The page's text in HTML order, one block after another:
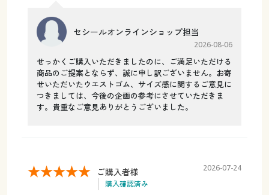
セシールオンラインショップ担当
2026-08-06
せっかくご購入いただきましたのに、ご満足いただける
商品のご提案とならず、誠に申し訳ございません。お寄
せいただいたウエストゴム、サイズ感に関するご意見に
つきましては、今後の企画の参考にさせていただきま
す。貴重なご意見ありがとうございました。
ご購入者様
購入確認済み
2026-07-24